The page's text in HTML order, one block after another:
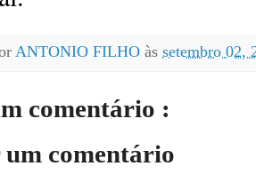
ANTONIO FILHO às setembro 02,
comentário :
um comentário